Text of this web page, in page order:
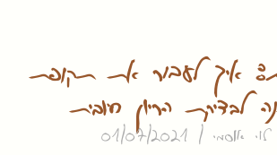
איך לעבור את תקופת
לבדיקת הריון חיובית
לוי אוסמי